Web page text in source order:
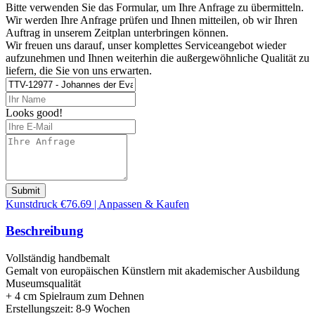
Bitte verwenden Sie das Formular, um Ihre Anfrage zu übermitteln.
Wir werden Ihre Anfrage prüfen und Ihnen mitteilen, ob wir Ihren
Auftrag in unserem Zeitplan unterbringen können.
Wir freuen uns darauf, unser komplettes Serviceangebot wieder
aufzunehmen und Ihnen weiterhin die außergewöhnliche Qualität zu
liefern, die Sie von uns erwarten.
Looks good!
Submit
Kunstdruck €76.69 | Anpassen & Kaufen
Beschreibung
Vollständig handbemalt
Gemalt von europäischen Künstlern mit akademischer Ausbildung
Museumsqualität
+ 4 cm Spielraum zum Dehnen
Erstellungszeit: 8-9 Wochen